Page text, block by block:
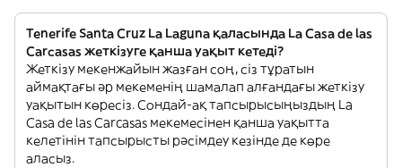
Tenerife Santa Cruz La Laguna қаласында La Casa de las
Carcasas жеткізуге қанша уақыт кетеді?
Жеткізу мекенжайын жазған соң, сіз тұратын
аймақтағы әр мекеменің шамалап алғандағы жеткізу
уақытын көресіз. Сондай-ақ тапсырысыңыздың La
Casa de las Carcasas мекемесінен қанша уақытта
келетінін тапсырысты рәсімдеу кезінде де көре
аласыз.